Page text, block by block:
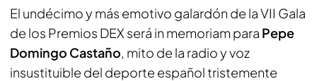
El undécimo y más emotivo galardón de la VII Gala
de los Premios DEX será in memoriam para Pepe
Domingo Castaño, mito de la radio y voz
insustituible del deporte español tristemente